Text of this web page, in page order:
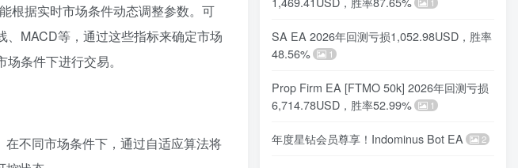
根据实时市场条件动态调整参数。可
MACD等，通过这些指标来确定市场
条件下进行交易。
不同市场条件下，通过自适应算法将
1
SA EA 2026年回测亏损1,052.98USD，胜率
48.56%
1
Prop Firm EA [FTMO 50k] 2026年回测亏损
6,714.78USD，胜率52.99%
1
年度星钻会员尊享！Indominus Bot EA 2